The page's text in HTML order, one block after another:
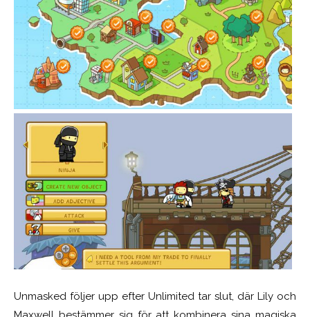
Unmasked följer upp efter Unlimited tar slut, där Lily och